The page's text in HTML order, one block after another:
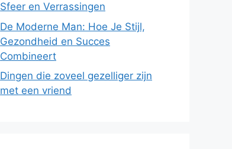
Sfeer en Verrassingen
De Moderne Man: Hoe Je Stijl,
Gezondheid en Succes
Combineert
Dingen die zoveel gezelliger zijn
met een vriend